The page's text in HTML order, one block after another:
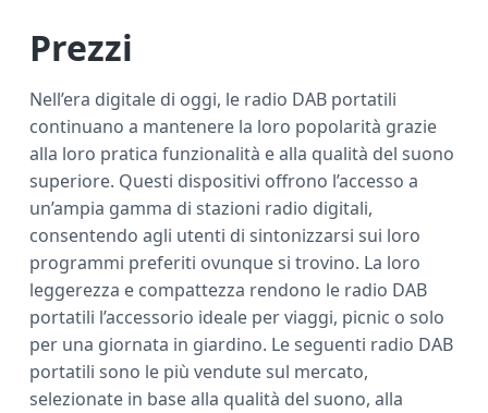
Prezzi
Nell’era digitale di oggi, le radio DAB portatili
continuano a mantenere la loro popolarità grazie
alla loro pratica funzionalità e alla qualità del suono
superiore. Questi dispositivi offrono l’accesso a
un’ampia gamma di stazioni radio digitali,
consentendo agli utenti di sintonizzarsi sui loro
programmi preferiti ovunque si trovino. La loro
leggerezza e compattezza rendono le radio DAB
portatili l’accessorio ideale per viaggi, picnic o solo
per una giornata in giardino. Le seguenti radio DAB
portatili sono le più vendute sul mercato,
selezionate in base alla qualità del suono, alla